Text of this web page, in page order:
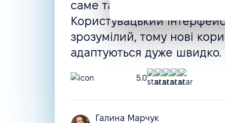
саме так, як вам потрібно.
Користувацький інтерфейс
зрозумілий, тому нові
адаптуються дуже швидко.
5.0
Галина Марчук